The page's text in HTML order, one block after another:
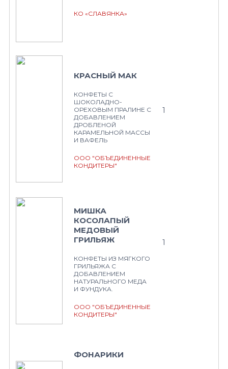
КО «СЛАВЯНКА»
КРАСНЫЙ МАК
КОНФЕТЫ С
ШОКОЛАДНО-
ОРЕХОВЫМ ПРАЛИНЕ С
ДОБАВЛЕНИЕМ
ДРОБЛЕНОЙ
КАРАМЕЛЬНОЙ МАССЫ
И ВАФЕЛЬ
ООО "ОБЪЕДИНЕННЫЕ
КОНДИТЕРЫ"
1
МИШКА
КОСОЛАПЫЙ
МЕДОВЫЙ
ГРИЛЬЯЖ
КОНФЕТЫ ИЗ МЯГКОГО
ГРИЛЬЯЖА С
ДОБАВЛЕНИЕМ
НАТУРАЛЬНОГО МЕДА
И ФУНДУКА.
ООО "ОБЪЕДИНЕННЫЕ
КОНДИТЕРЫ"
1
ФОНАРИКИ